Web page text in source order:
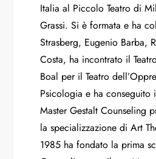
Italia al Piccolo Teatro di
Grassi. Si è formata e ha
Strasberg, Eugenio Barba,
Costa, ha incontrato il
Boal per il Teatro
Psicologia e ha
Master Gestalt Counseling
la specializzazione di Art
1985 ha fondato la prima